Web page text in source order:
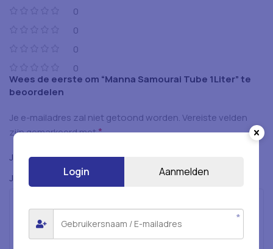
0
0
0
0
Wees de eerste om “Manna Samourai Tube 1Liter” te
beoordelen
Je e-mailadres zal niet getoond worden.Vereiste velden
zijn gemarkeerd met*
Je beoordeling*
Je beoordeling*
Login Aanmelden